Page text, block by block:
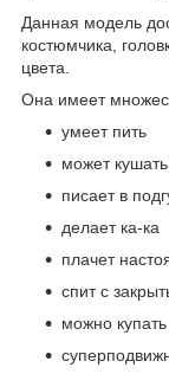
Данная модель
костюмчика,
цвета.
Она имеет
умеет пить
может кушать
писает в
делает ка-ка
плачет
спит с
можно купать